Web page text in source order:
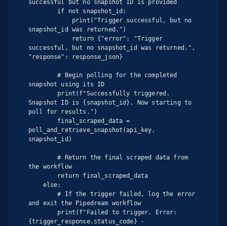
successful but no snapshot ID is provided
snapshot_id was returned.")
successful, but no snapshot_id was returned.",
"response": response_json}
        # Begin polling for the completed
snapshot using its ID
Snapshot ID is {snapshot_id}. Now starting to
poll for results.")
poll_and_retrieve_snapshot(api_key,
snapshot_id)
        # Return the final scraped data from
the workflow
        # If the trigger failed, log the error
and exit the Pipedream workflow
{trigger_response.status_code} -